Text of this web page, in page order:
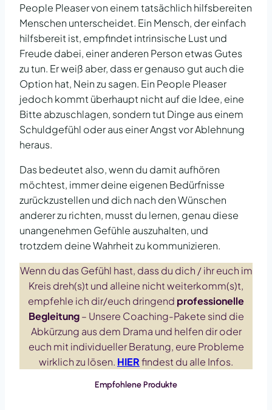
People Pleaser von einem tatsächlich hilfsbereiten
Menschen unterscheidet. Ein Mensch, der einfach
hilfsbereit ist, empfindet intrinsische Lust und
Freude dabei, einer anderen Person etwas Gutes
zu tun. Er weiß aber, dass er genauso gut auch die
Option hat, Nein zu sagen. Ein People Pleaser
jedoch kommt überhaupt nicht auf die Idee, eine
Bitte abzuschlagen, sondern tut Dinge aus einem
Schuldgefühl oder aus einer Angst vor Ablehnung
heraus.
Das bedeutet also, wenn du damit aufhören
möchtest, immer deine eigenen Bedürfnisse
zurückzustellen und dich nach den Wünschen
anderer zu richten, musst du lernen, genau diese
unangenehmen Gefühle auszuhalten, und
trotzdem deine Wahrheit zu kommunizieren.
Wenn du das Gefühl hast, dass du dich / ihr euch im
Kreis dreh(s)t und alleine nicht weiterkomm(s)t,
empfehle ich dir/euch dringend professionelle
Begleitung– Unsere Coaching-Pakete sind die
Abkürzung aus dem Drama und helfen dir oder
euch mit individueller Beratung, eure Probleme
wirklich zu lösen. HIERfindest du alle Infos.
Empfohlene Produkte